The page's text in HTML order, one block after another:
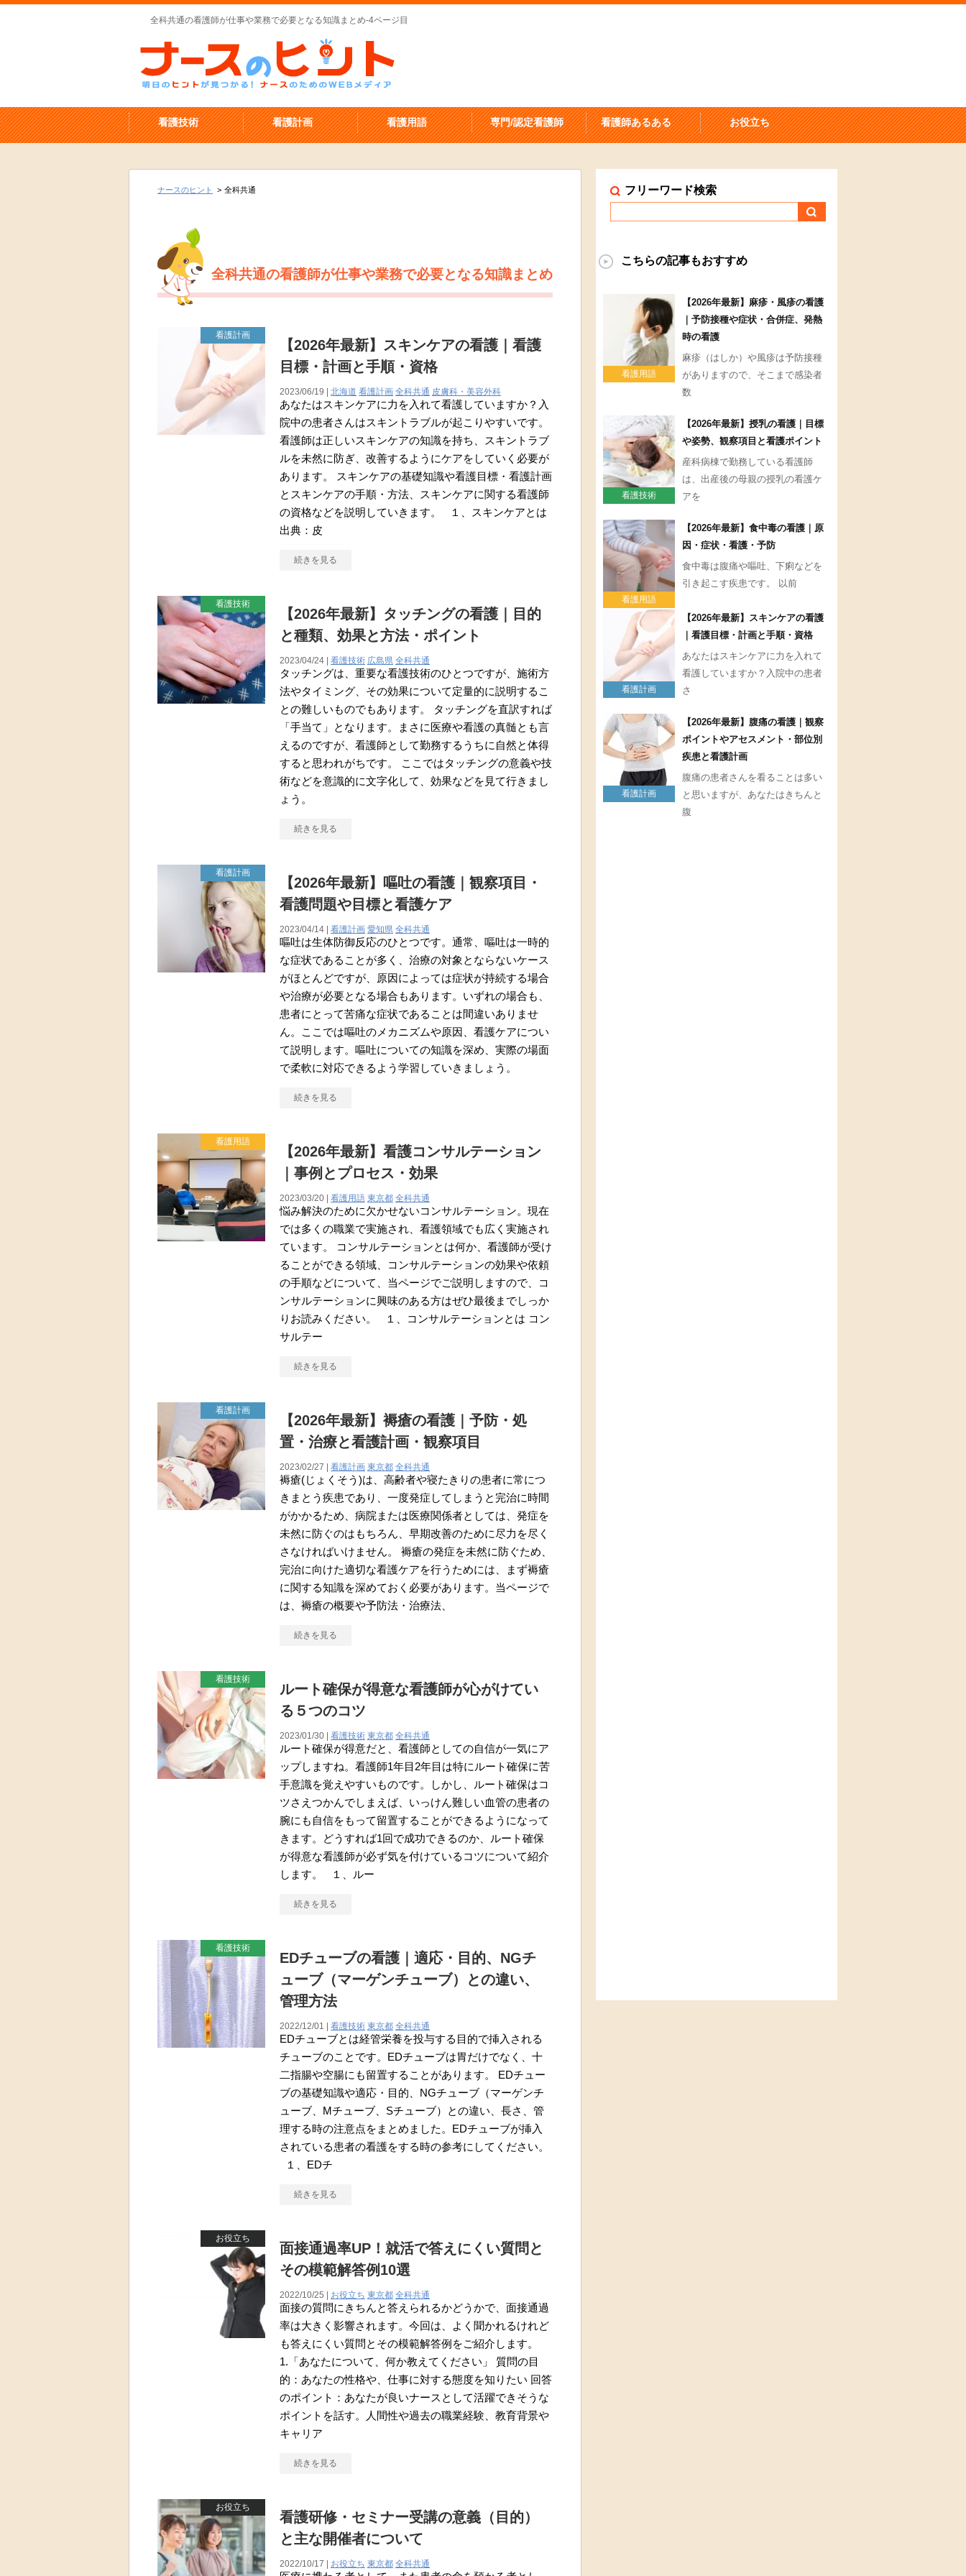
全科共通の看護師が仕事や業務で必要となる知識まとめ-4ページ目
看護技術 看護計画 看護用語 専門/認定看護師 看護師あるある お役立ち
ナースのヒント > 全科共通
全科共通の看護師が仕事や業務で必要となる知識まとめ
看護計画
【2026年最新】スキンケアの看護｜看護
目標・計画と手順・資格
2023/06/19 | 北海道 看護計画 全科共通 皮膚科・美容外科
あなたはスキンケアに力を入れて看護していますか？入
院中の患者さんはスキントラブルが起こりやすいです。
看護師は正しいスキンケアの知識を持ち、スキントラブ
ルを未然に防ぎ、改善するようにケアをしていく必要が
あります。 スキンケアの基礎知識や看護目標・看護計画
とスキンケアの手順・方法、スキンケアに関する看護師
の資格などを説明していきます。 １、スキンケアとは
出典：皮
続きを見る
看護技術
【2026年最新】タッチングの看護｜目的
と種類、効果と方法・ポイント
2023/04/24 | 看護技術 広島県 全科共通
タッチングは、重要な看護技術のひとつですが、施術方
法やタイミング、その効果について定量的に説明するこ
との難しいものでもあります。 タッチングを直訳すれば
「手当て」となります。まさに医療や看護の真髄とも言
えるのですが、看護師として勤務するうちに自然と体得
すると思われがちです。 ここではタッチングの意義や技
術などを意識的に文字化して、効果などを見て行きまし
ょう。
続きを見る
看護計画
【2026年最新】嘔吐の看護｜観察項目・
看護問題や目標と看護ケア
2023/04/14 | 看護計画 愛知県 全科共通
嘔吐は生体防御反応のひとつです。通常、嘔吐は一時的
な症状であることが多く、治療の対象とならないケース
がほとんどですが、原因によっては症状が持続する場合
や治療が必要となる場合もあります。いずれの場合も、
患者にとって苦痛な症状であることは間違いありませ
ん。ここでは嘔吐のメカニズムや原因、看護ケアについ
て説明します。嘔吐についての知識を深め、実際の場面
で柔軟に対応できるよう学習していきましょう。
続きを見る
看護用語
【2026年最新】看護コンサルテーション
｜事例とプロセス・効果
2023/03/20 | 看護用語 東京都 全科共通
悩み解決のために欠かせないコンサルテーション。現在
では多くの職業で実施され、看護領域でも広く実施され
ています。 コンサルテーションとは何か、看護師が受け
ることができる領域、コンサルテーションの効果や依頼
の手順などについて、当ページでご説明しますので、コ
ンサルテーションに興味のある方はぜひ最後までしっか
りお読みください。 １、コンサルテーションとは コン
サルテー
続きを見る
看護計画
【2026年最新】褥瘡の看護｜予防・処
置・治療と看護計画・観察項目
2023/02/27 | 看護計画 東京都 全科共通
褥瘡(じょくそう)は、高齢者や寝たきりの患者に常につ
きまとう疾患であり、一度発症してしまうと完治に時間
がかかるため、病院または医療関係者としては、発症を
未然に防ぐのはもちろん、早期改善のために尽力を尽く
さなければいけません。 褥瘡の発症を未然に防ぐため、
完治に向けた適切な看護ケアを行うためには、まず褥瘡
に関する知識を深めておく必要があります。当ページで
は、褥瘡の概要や予防法・治療法、
続きを見る
看護技術
ルート確保が得意な看護師が心がけてい
る５つのコツ
2023/01/30 | 看護技術 東京都 全科共通
ルート確保が得意だと、看護師としての自信が一気にア
ップしますね。看護師1年目2年目は特にルート確保に苦
手意識を覚えやすいものです。しかし、ルート確保はコ
ツさえつかんでしまえば、いっけん難しい血管の患者の
腕にも自信をもって留置することができるようになって
きます。どうすれば1回で成功できるのか、ルート確保
が得意な看護師が必ず気を付けているコツについて紹介
します。 １、ルー
続きを見る
看護技術
EDチューブの看護｜適応・目的、NGチ
ューブ（マーゲンチューブ）との違い、
管理方法
2022/12/01 | 看護技術 東京都 全科共通
EDチューブとは経管栄養を投与する目的で挿入される
チューブのことです。EDチューブは胃だけでなく、十
二指腸や空腸にも留置することがあります。 EDチュー
ブの基礎知識や適応・目的、NGチューブ（マーゲンチ
ューブ、Mチューブ、Sチューブ）との違い、長さ、管
理する時の注意点をまとめました。EDチューブが挿入
されている患者の看護をする時の参考にしてください。
１、EDチ
続きを見る
お役立ち
面接通過率UP！就活で答えにくい質問と
その模範解答例10選
2022/10/25 | お役立ち 東京都 全科共通
面接の質問にきちんと答えられるかどうかで、面接通過
率は大きく影響されます。今回は、よく聞かれるけれど
も答えにくい質問とその模範解答例をご紹介します。
1.「あなたについて、何か教えてください」 質問の目
的：あなたの性格や、仕事に対する態度を知りたい 回答
のポイント：あなたが良いナースとして活躍できそうな
ポイントを話す。人間性や過去の職業経験、教育背景や
キャリア
続きを見る
お役立ち
看護研修・セミナー受講の意義（目的）
と主な開催者について
2022/10/17 | お役立ち 東京都 全科共通
フリーワード検索
こちらの記事もおすすめ
看護用語
【2026年最新】麻疹・風疹の看護
｜予防接種や症状・合併症、発熱
時の看護
麻疹（はしか）や風疹は予防接種
がありますので、そこまで感染者
数
看護技術
【2026年最新】授乳の看護｜目標
や姿勢、観察項目と看護ポイント
産科病棟で勤務している看護師
は、出産後の母親の授乳の看護ケ
アを
看護用語
【2026年最新】食中毒の看護｜原
因・症状・看護・予防
食中毒は腹痛や嘔吐、下痢などを
引き起こす疾患です。 以前
看護計画
【2026年最新】スキンケアの看護
｜看護目標・計画と手順・資格
あなたはスキンケアに力を入れて
看護していますか？入院中の患者
さ
看護計画
【2026年最新】腹痛の看護｜観察
ポイントやアセスメント・部位別
疾患と看護計画
腹痛の患者さんを看ることは多い
と思いますが、あなたはきちんと
腹